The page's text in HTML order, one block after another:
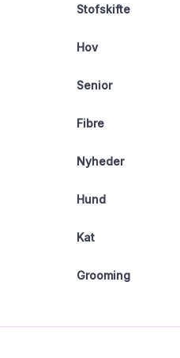
Stofskifte
Hov
Senior
Fibre
Nyheder
Hund
Kat
Grooming